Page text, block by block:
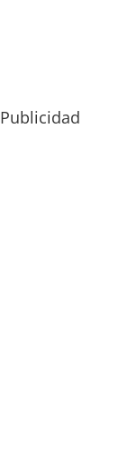
Publicidad